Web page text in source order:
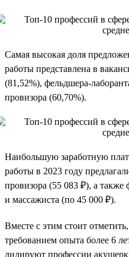
Самая высокая доля
работы представлена в
(81,52%), фельдшера-
провизора (60,70%).
Наибольшую заработную
работы в 2023 году
провизора (55 083 ₽), а
и массажиста (по 45 000 ₽).
Вместе с этим стоит
требованием опыта более 6
лидируют профессии